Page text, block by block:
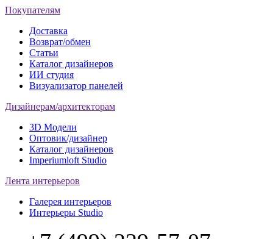
Покупателям
Доставка
Возврат/обмен
Статьи
Каталог дизайнеров
ИИ студия
Визуализатор панелей
Дизайнерам/архитекторам
3D Модели
Оптовик/дизайнер
Каталог дизайнеров
Imperiumloft Studio
Лента интерьеров
Галерея интерьеров
Интерьеры Studio